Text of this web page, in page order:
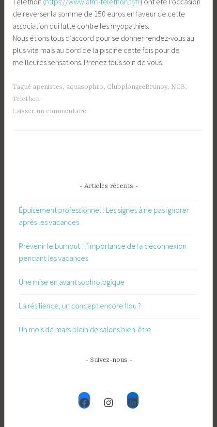
de reverser la somme de 150 euros en faveur de cette
association qui lutte contre les myopathies.
Nous étions tous d’accord pour se donner rendez-vous au
plus vite mais au bord de la piscine cette fois pour de
meilleures sensations. Prenez tous soin de vous.
Tagué apenistes, aquasophro, ClubplongeeBrunoy, NCB,
Telethon
Laisser un commentaire
- Articles récents -
Épuisement professionnel : Les signes à ne pas ignorer
après les vacances
Prévenir le burnout : l’importance de la déconnexion
pendant les vacances
Une mise en avant sophrologique
La résilience, un concept encore flou ?
Un mois de mars plein de salons bien-être
- Suivez-nous -
FacebookInstagramLinkedIn